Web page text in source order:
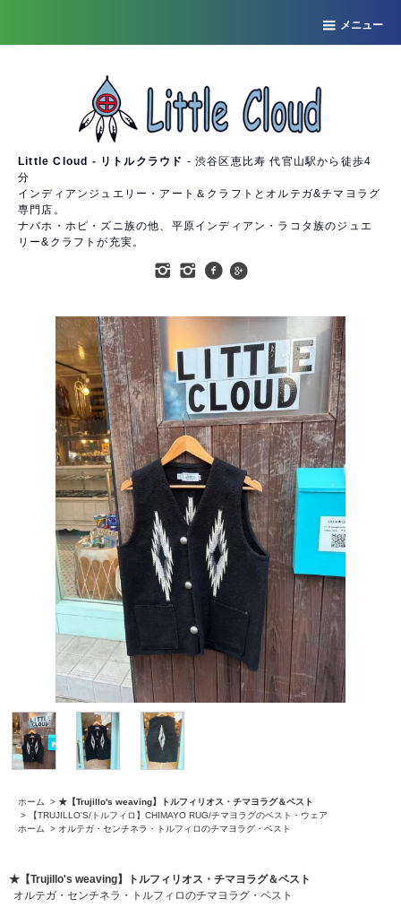
メニュー
Little Cloud - リトルクラウド - 渋谷区恵比寿 代官山駅から徒歩4
分
インディアンジュエリー・アート＆クラフトとオルテガ&チマヨラグ
専門店。
ナバホ・ホピ・ズニ族の他、平原インディアン・ラコタ族のジュエ
リー&クラフトが充実。
ホーム > ★【Trujillo's weaving】トルフィリオス・チマヨラグ＆ベスト
>
【TRUJILLO'S/トルフィロ】CHIMAYO RUG/チマヨラグのベスト・ウェア
ホーム
> オルテガ・センチネラ・トルフィロのチマヨラグ・ベスト
★【Trujillo's weaving】トルフィリオス・チマヨラグ＆ベスト
オルテガ・センチネラ・トルフィロのチマヨラグ・ベスト